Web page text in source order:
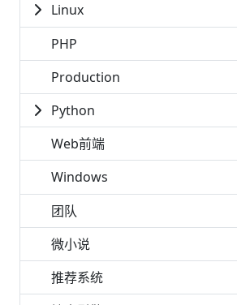
Linux
PHP
Production
Python
Web前端
Windows
团队
微小说
推荐系统